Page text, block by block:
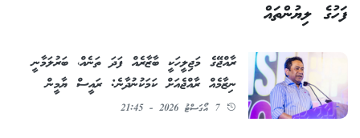
ފަހުގެ ލިޔުންތައް
ރާއްޖޭގެ މަޖިލީހަކީ ބާޒާރެއް ފަދަ ތަނެއް، ބަރުލަމާނީ
ނިޒާމެއް ރާއްޖެއަށް ކަމަކުނުދާނެ: ރައީސް ޔާމީން
7 އޯގަސްޓު 2026 - 21:45